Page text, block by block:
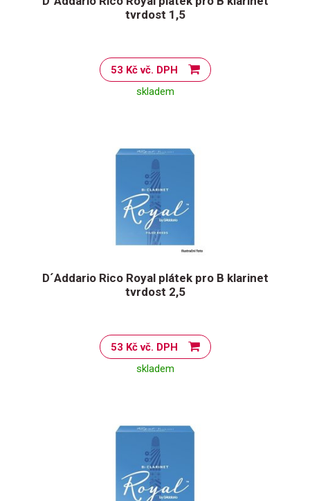
tvrdost 1,5
53 Kč vč. DPH
skladem
D´Addario Rico Royal plátek pro B klarinet
tvrdost 2,5
53 Kč vč. DPH
skladem